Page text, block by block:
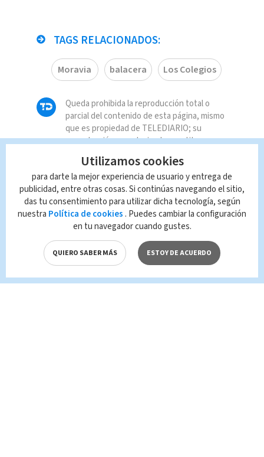
TAGS RELACIONADOS:
Moravia balacera Los Colegios
Queda prohibida la reproducción total o
parcial del contenido de esta página, mismo
que es propiedad de TELEDIARIO; su
reproducción no autorizada constituye una
leyes aplicables.
Utilizamos cookies
para darte la mejor experiencia de usuario y entrega de
publicidad, entre otras cosas. Si continúas navegando el sitio,
das tu consentimiento para utilizar dicha tecnología, según
nuestra Política de cookies . Puedes cambiar la configuración
en tu navegador cuando gustes.
QUIERO SABER MÁS ESTOY DE ACUERDO